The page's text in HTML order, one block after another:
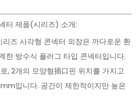
터 제품(시리즈) 소개:
즈 사각형 콘넥터 외장은 까다로운 환
한 방수식 플러그 타입 콘넥터입니다.
, 2개의 모양형插口핀 위치를 가지고
입니다. 공간이 제한적이지만 높은